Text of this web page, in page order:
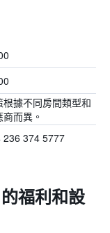
根據不同房間類型和
而異。
236 374 5777
福利和設